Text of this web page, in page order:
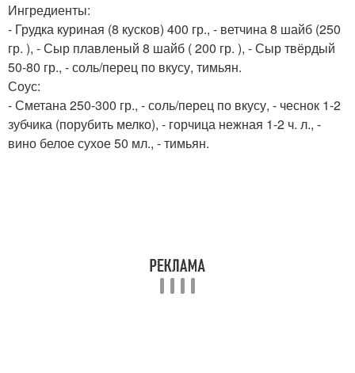
Ингредиенты:
- Грудка куриная (8 кусков) 400 гр., - ветчина 8 шайб (250
гр. ), - Сыр плавленый 8 шайб ( 200 гр. ), - Сыр твёрдый
50-80 гр., - соль/перец по вкусу, тимьян.
Соус:
- Сметана 250-300 гр., - соль/перец по вкусу, - чеснок 1-2
зубчика (порубить мелко), - горчица нежная 1-2 ч. л., -
вино белое сухое 50 мл., - тимьян.